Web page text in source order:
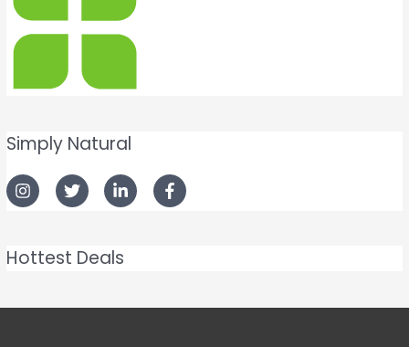
Simply Natural
Hottest Deals